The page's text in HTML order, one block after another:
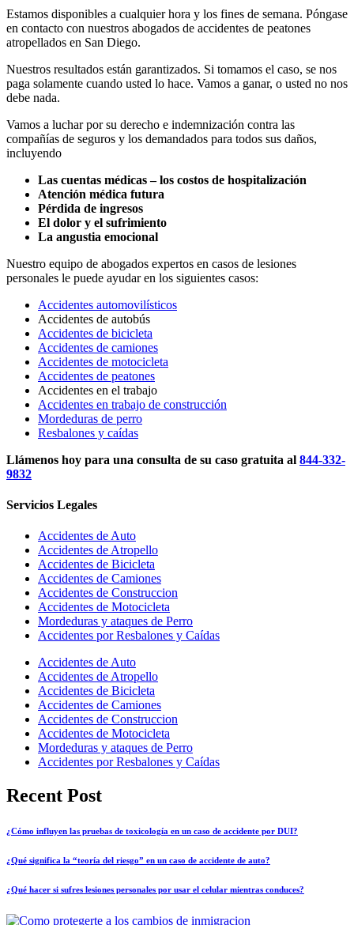
Estamos disponibles a cualquier hora y los fines de semana. Póngase
en contacto con nuestros abogados de accidentes de peatones
atropellados en San Diego.
Nuestros resultados están garantizados. Si tomamos el caso, se nos
paga solamente cuando usted lo hace. Vamos a ganar, o usted no nos
debe nada.
Vamos a luchar por su derecho e indemnización contra las
compañías de seguros y los demandados para todos sus daños,
incluyendo
Las cuentas médicas – los costos de hospitalización
Atención médica futura
Pérdida de ingresos
El dolor y el sufrimiento
La angustia emocional
Nuestro equipo de abogados expertos en casos de lesiones
personales le puede ayudar en los siguientes casos:
Accidentes automovilísticos
Accidentes de autobús
Accidentes de bicicleta
Accidentes de camiones
Accidentes de motocicleta
Accidentes de peatones
Accidentes en el trabajo
Accidentes en trabajo de construcción
Mordeduras de perro
Resbalones y caídas
Llámenos hoy para una consulta de su caso gratuita al 844-332-
9832
Servicios Legales
Accidentes de Auto
Accidentes de Atropello
Accidentes de Bicicleta
Accidentes de Camiones
Accidentes de Construccion
Accidentes de Motocicleta
Mordeduras y ataques de Perro
Accidentes por Resbalones y Caídas
Accidentes de Auto
Accidentes de Atropello
Accidentes de Bicicleta
Accidentes de Camiones
Accidentes de Construccion
Accidentes de Motocicleta
Mordeduras y ataques de Perro
Accidentes por Resbalones y Caídas
Recent Post
¿Cómo influyen las pruebas de toxicología en un caso de accidente por DUI?
¿Qué significa la “teoría del riesgo” en un caso de accidente de auto?
¿Qué hacer si sufres lesiones personales por usar el celular mientras conduces?